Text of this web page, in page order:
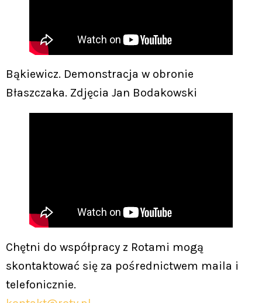
Bąkiewicz. Demonstracja w obronie
Błaszczaka. Zdjęcia Jan Bodakowski
Chętni do współpracy z Rotami mogą
skontaktować się za pośrednictwem maila i
telefonicznie.